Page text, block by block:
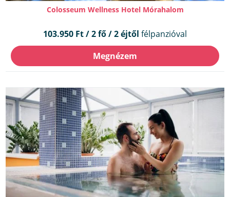
Colosseum Wellness Hotel Mórahalom
103.950 Ft / 2 fő / 2 éjtől félpanzióval
Megnézem